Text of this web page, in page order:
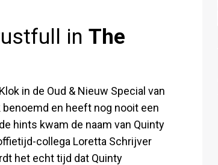
in The
in de Oud & Nieuw Special van
en heeft nog nooit een
hints kwam de naam van Quinty
collega Loretta Schrijver
het echt tijd dat Quinty